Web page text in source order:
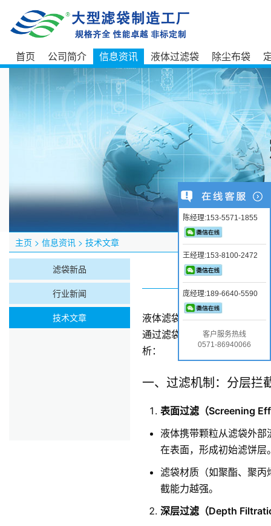
首页 公司简介 信息资讯 液体过滤袋 除尘布袋
主页 > 信息资讯 > 技术文章
滤袋新品
行业新闻
技术文章
液体滤袋是一种用于液固分
通过滤袋的微孔结构或纤维
析：
一、过滤机制：分层拦
表面过滤（Screening
液体携带颗粒从滤袋外
在表面，形成初始滤饼层
滤袋材质（如聚酯、聚
截能力越强。
深层过滤（Depth
陈经理:153-5571-1855
王经理:153-8100-2472
庞经理:189-6640-5590
客户服务热线
0571-86940066